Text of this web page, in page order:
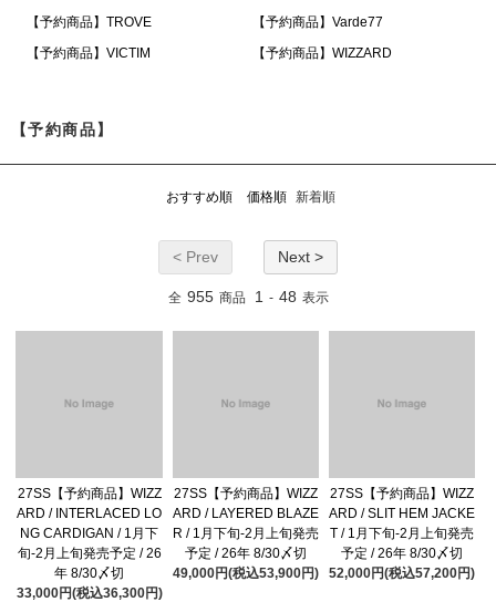
【予約商品】TROVE
【予約商品】Varde77
【予約商品】VICTIM
【予約商品】WIZZARD
【予約商品】
おすすめ順 価格順 新着順
< Prev Next >
全 955 商品 1 - 48 表示
27SS【予約商品】WIZZ
ARD / INTERLACED LO
NG CARDIGAN / 1月下
旬-2月上旬発売予定 / 26
年 8/30〆切
33,000円(税込36,300円)
27SS【予約商品】WIZZ
ARD / LAYERED BLAZE
R / 1月下旬-2月上旬発売
予定 / 26年 8/30〆切
49,000円(税込53,900円)
27SS【予約商品】WIZZ
ARD / SLIT HEM JACKE
T / 1月下旬-2月上旬発売
予定 / 26年 8/30〆切
52,000円(税込57,200円)